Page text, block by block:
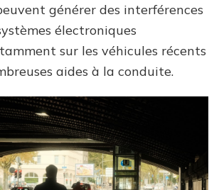
générer des interférences
électroniques
sur les véhicules récents
aides à la conduite.